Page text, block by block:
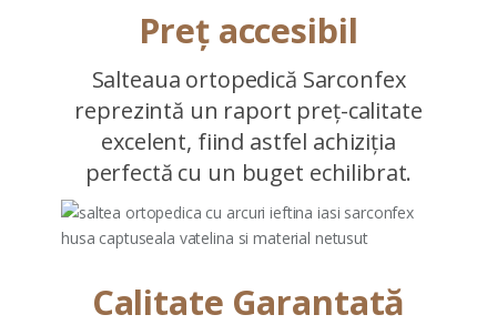
Preț accesibil
Salteaua ortopedică Sarconfex
reprezintă un raport preț-calitate
excelent, fiind astfel achiziția
perfectă cu un buget echilibrat.
Calitate Garantată